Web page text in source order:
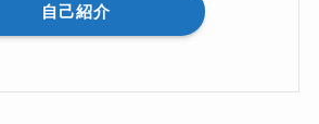
自己紹介